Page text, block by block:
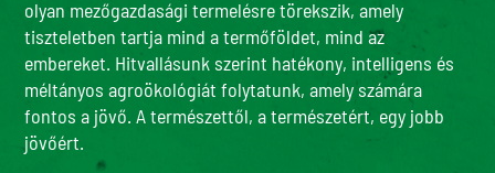
olyan mezőgazdasági termelésre törekszik, amely
tiszteletben tartja mind a termőföldet, mind az
embereket. Hitvallásunk szerint hatékony, intelligens és
méltányos agroökológiát folytatunk, amely számára
fontos a jövő. A természettől, a természetért, egy jobb
jövőért.